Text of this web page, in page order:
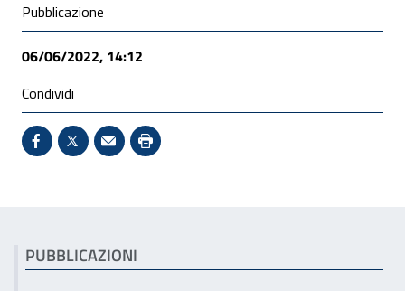
Condivisione social
Pubblicazione
06/06/2022, 14:12
Condividi
Condividi su Facebook - Sito esterno - Apertura in
X - Sito esterno - Apertura in nuova finestra
Invio Mail: apre il programma di posta
Stampa pagina: scelta meno
Articoli correlati
PUBBLICAZIONI